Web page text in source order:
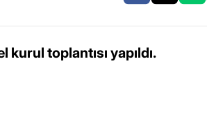
kurul toplantısı yapıldı.